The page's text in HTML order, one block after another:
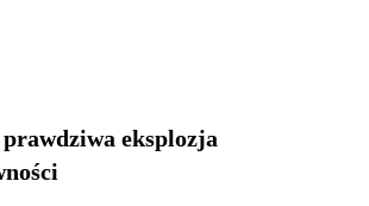
prawdziwa eksplozja